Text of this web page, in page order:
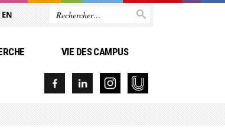
EN
VIE DES CAMPUS